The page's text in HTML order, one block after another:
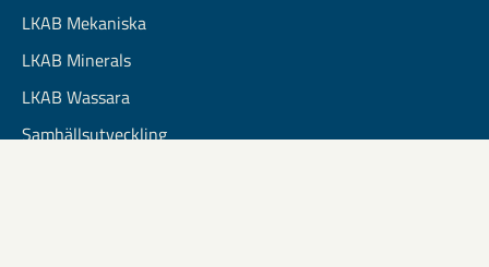
LKAB Mekaniska
LKAB Minerals
LKAB Wassara
Samhällsutveckling